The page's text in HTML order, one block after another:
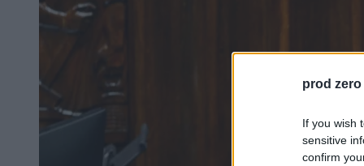
prod zero
If you wish
sensitive
confirm